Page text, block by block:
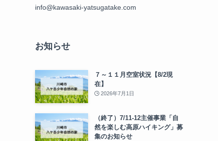
info@kawasaki-yatsugatake.com
お知らせ
７～１１月空室状況【8/2現
在】
2026年7月1日
（終了）7/11-12主催事業「自
然を楽しむ高原ハイキング」募
集のお知らせ